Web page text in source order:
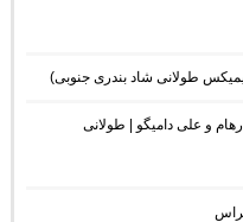
موزیک باکس 43 از دیجی رهام و علی دامیگو | طولانی